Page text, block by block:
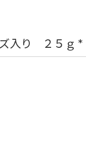
入り ２５ｇ *